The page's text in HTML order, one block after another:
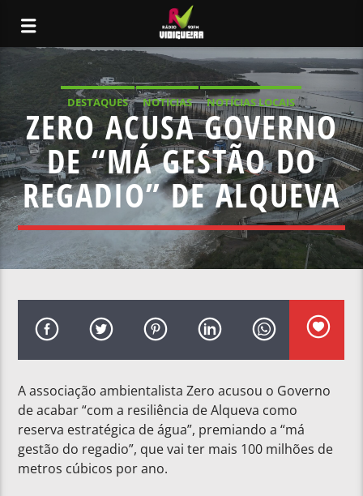
DESTAQUES NOTICIAS
NOTÍCIAS LOCAIS
NOTÍCIAS NACIONAIS
ZERO ACUSA GOVERNO
DE “MÁ GESTÃO DO
REGADIO” DE ALQUEVA
A associação ambientalista Zero acusou o Governo
de acabar “com a resiliência de Alqueva como
reserva estratégica de água”, premiando a “má
gestão do regadio”, que vai ter mais 100 milhões de
metros cúbicos por ano.